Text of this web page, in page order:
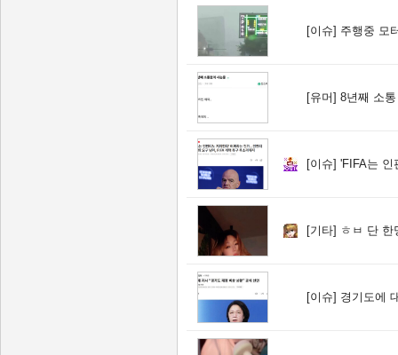
[이슈] 주행중 모
[유머] 8년째 소
[이슈] 'FIFA는 인
[기타] ㅎㅂ 단 한
[이슈] 경기도에